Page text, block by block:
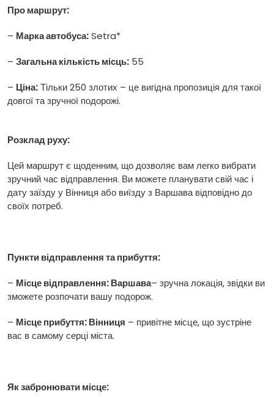
Про маршрут:
– Марка автобуса:Setra*
– Загальна кількість місць: 55
– Ціна:Тільки 250 злотих – це вигідна пропозиція для такої
довгої та зручної подорожі.
Розклад руху:
Цей маршрут є щоденним, що дозволяє вам легко вибрати
зручний час відправлення. Ви можете планувати свій час і
дату заїзду у Вінниця або виїзду з Варшава відповідно до
своїх потреб.
Пункти відправлення та прибуття:
– Місце відправлення: Варшава– зручна локація, звідки ви
зможете розпочати вашу подорож.
– Місце прибуття: Вінниця – привітне місце, що зустріне
вас в самому серці міста.
Як забронювати місце: